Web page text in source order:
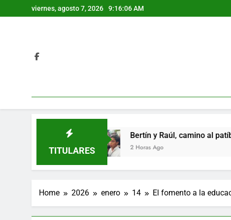
to
viernes, agosto 7, 2026 9:16:08 AM
TITULARES
Bertín y Raúl, camino al patíbulo
2 Horas Ago
Home 2026 enero 14 El fomento a la